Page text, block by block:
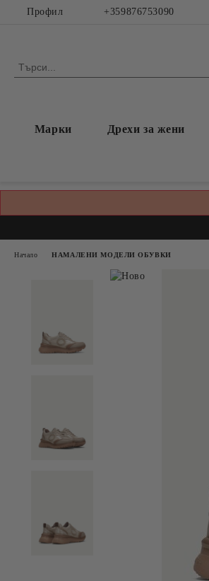
Профил +359876753090
Марки Дрехи за жени
Начало НАМАЛЕНИ МОДЕЛИ ОБУВКИ